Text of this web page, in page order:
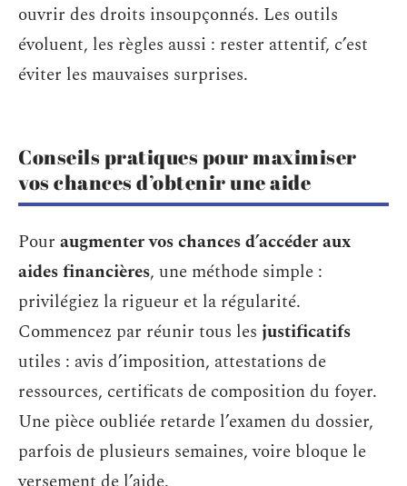
ouvrir des droits insoupçonnés. Les outils
évoluent, les règles aussi : rester attentif, c’est
éviter les mauvaises surprises.
Conseils pratiques pour maximiser
vos chances d’obtenir une aide
Pour augmenter vos chances d’accéder aux
aides financières, une méthode simple :
privilégiez la rigueur et la régularité.
Commencez par réunir tous les justificatifs
utiles : avis d’imposition, attestations de
ressources, certificats de composition du foyer.
Une pièce oubliée retarde l’examen du dossier,
parfois de plusieurs semaines, voire bloque le